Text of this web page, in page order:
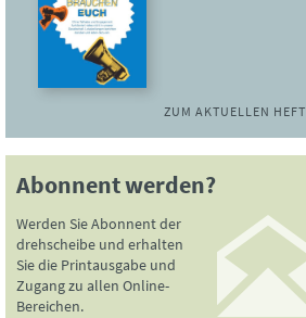
ZUM AKTUELLEN HEFT
Abonnent werden?
Werden Sie Abonnent der
drehscheibe und erhalten
Sie die Printausgabe und
Zugang zu allen Online-
Bereichen.